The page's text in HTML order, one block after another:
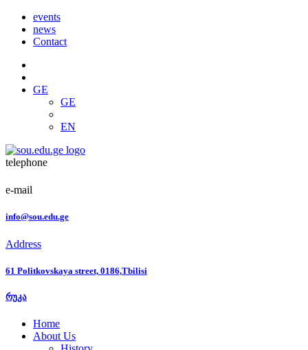
events
news
Contact
GE
GE
EN
telephone
e-mail
info@sou.edu.ge
Address
61 Politkovskaya street, 0186,Tbilisi
რუკა
Home
About Us